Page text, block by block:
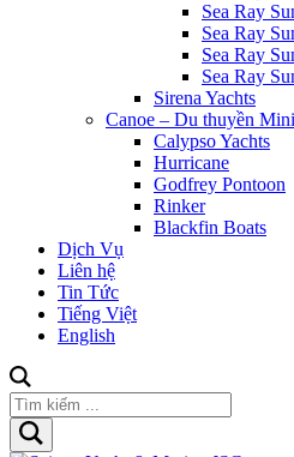
Sea Ray
Sea Ray
Sea Ray
Sea Ray
Sirena Yachts
Canoe – Du thuyền Mini
Calypso Yachts
Hurricane
Godfrey Pontoon
Rinker
Blackfin Boats
Dịch Vụ
Liên hệ
Tin Tức
Tiếng Việt
English